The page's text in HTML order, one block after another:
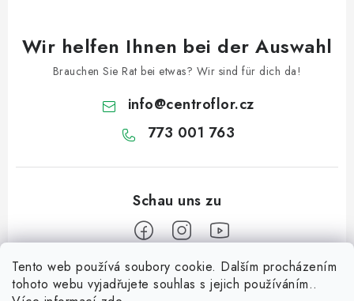
Tento web používá soubory cookie. Dalším procházením
tohoto webu vyjadřujete souhlas s jejich používáním..
Wir helfen Ihnen bei der Auswahl
Brauchen Sie Rat bei etwas? Wir sind für dich da!
info@centroflor.cz
773 001 763